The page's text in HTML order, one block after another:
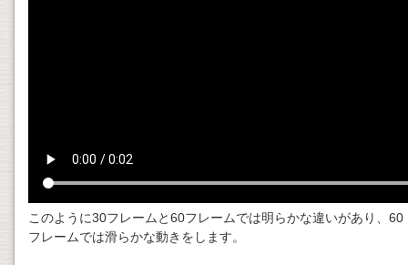
このように30フレームと60フレームでは明らかな違いがあり、60
フレームでは滑らかな動きをします。